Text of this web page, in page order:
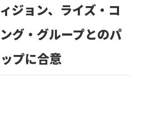
ジョン、ライズ・コ
グ・グループとのパ
プに合意